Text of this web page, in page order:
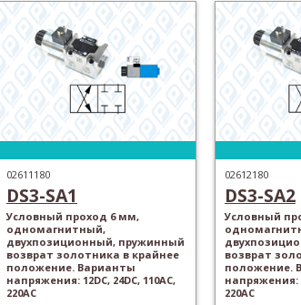
02611180
DS3-SA1
Условный проход 6 мм,
одномагнитный,
двухпозиционный, пружинный
возврат золотника в крайнее
положение. Варианты
напряжения: 12DC, 24DC, 110AC,
220AC
02612180
DS3-SA2
Условный
возврат
положение.
напряжения:
220AC